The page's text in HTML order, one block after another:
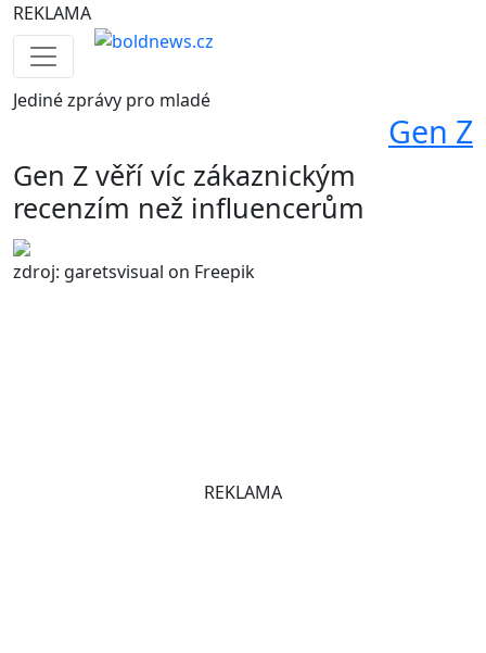
REKLAMA
Jedinézprávy pro mladé
Gen Z
Gen Z věří víc zákaznickým
recenzím než influencerům
zdroj: garetsvisual on Freepik
REKLAMA